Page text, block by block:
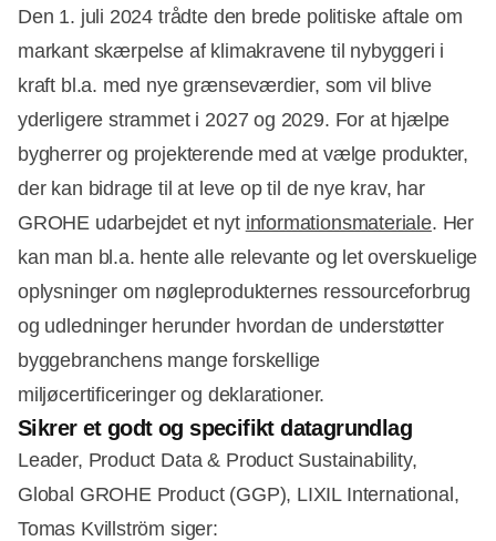
Den 1. juli 2024 trådte den brede politiske aftale om
markant skærpelse af klimakravene til nybyggeri i
kraft bl.a. med nye grænseværdier, som vil blive
yderligere strammet i 2027 og 2029. For at hjælpe
bygherrer og projekterende med at vælge produkter,
der kan bidrage til at leve op til de nye krav, har
GROHE udarbejdet et nyt informationsmateriale. Her
kan man bl.a. hente alle relevante og let overskuelige
oplysninger om nøgleprodukternes ressourceforbrug
og udledninger herunder hvordan de understøtter
byggebranchens mange forskellige
miljøcertificeringer og deklarationer.
Sikrer et godt og specifikt datagrundlag
Leader, Product Data & Product Sustainability,
Global GROHE Product (GGP), LIXIL International,
Tomas Kvillström siger: